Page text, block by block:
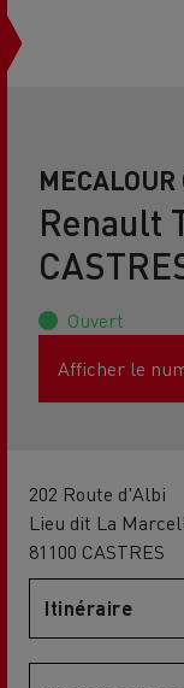
Renault
Ouvert
Afficher le
202 Route d'Albi
Lieu dit La
81100 CASTRES
Itinéraire